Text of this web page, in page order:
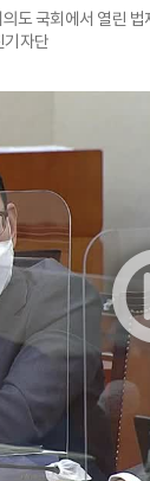
도 국회에서 열린
기자단